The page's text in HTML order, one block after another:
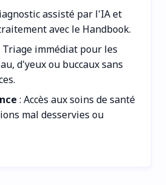
assisté par l'IA et
avec le Handbook.
Triage immédiat pour les
d'yeux ou buccaux sans
: Accès aux soins de santé
mal desservies ou